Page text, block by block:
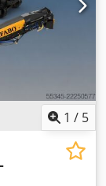
1 / 5